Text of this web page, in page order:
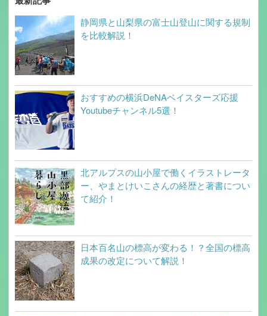
静岡県と山梨県の富士山登山に関する規制
を比較解説！
おすすめの横浜DeNAベイスターズ応援
Youtubeチャンネル5選！
北アルプスの山小屋で働くイラストレータ
ー、やまとけいこさんの経歴と著書につい
て紹介！
日本百名山の標高が変わる！？全国の標高
成果の改定について解説！